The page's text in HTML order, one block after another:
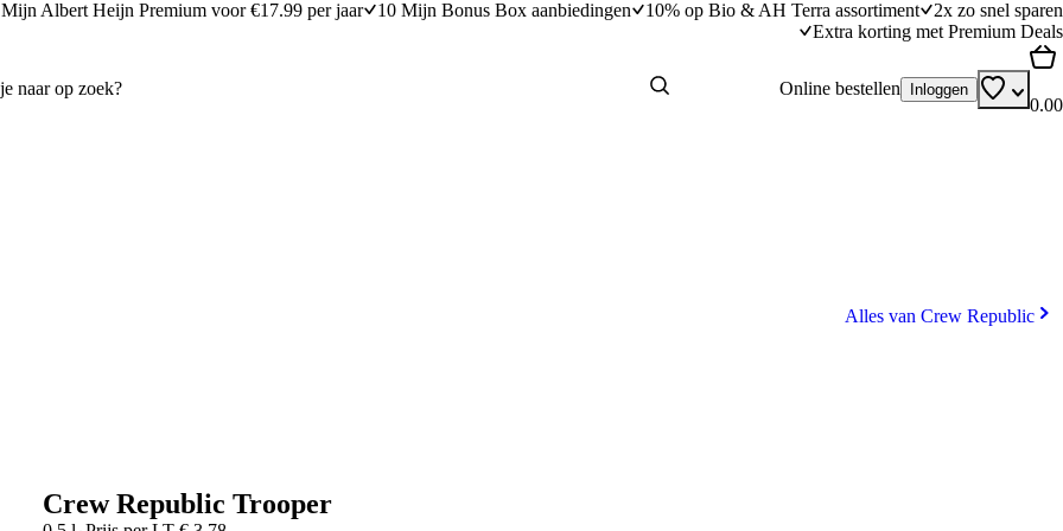
Mijn Albert Heijn Premium voor €17.99 per jaar 10 Mijn Bonus Box aanbiedingen 10% op Bio & AH Terra assortiment
2x zo snel sparen
Extra korting met Premium Deals
Online bestellen Inloggen
0.00
Alles van Crew Republic
Crew Republic Trooper